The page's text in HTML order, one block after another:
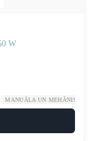
W
MANUĀLA UN MEHĀNISKA